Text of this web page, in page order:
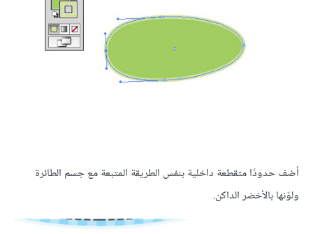
أضف حدودًا متقطعة داخلية بنفس الطريقة المتبعة مع جسم الطائرة
ولوّنها بالأخضر الداكن.